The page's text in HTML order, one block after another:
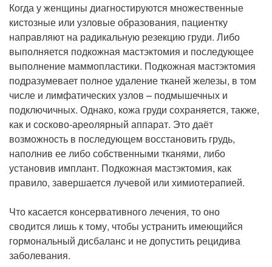
Когда у женщины диагностируются множественные
кистозные или узловые образования, пациентку
направляют на радикальную резекцию груди. Либо
выполняется подкожная мастэктомия и последующее
выполнение маммопластики. Подкожная мастэктомия
подразумевает полное удаление тканей железы, в том
числе и лимфатических узлов – подмышечных и
подключичных. Однако, кожа груди сохраняется, также,
как и сосково-ареолярный аппарат. Это даёт
возможность в последующем восстановить грудь,
наполнив ее либо собственными тканями, либо
установив имплант. Подкожная мастэктомия, как
правило, завершается лучевой или химиотерапией.
Что касается консервативного лечения, то оно
сводится лишь к тому, чтобы устранить имеющийся
гормональный дисбаланс и не допустить рецидива
заболевания.